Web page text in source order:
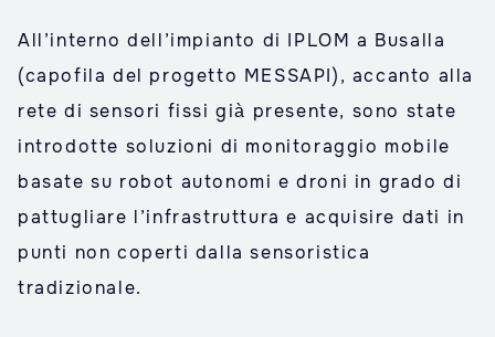
All’interno dell’impianto di IPLOM a Busalla
(capofila del progetto MESSAPI), accanto alla
rete di sensori fissi già presente, sono state
introdotte soluzioni di monitoraggio mobile
basate su robot autonomi e droni in grado di
pattugliare l’infrastruttura e acquisire dati in
punti non coperti dalla sensoristica
tradizionale.